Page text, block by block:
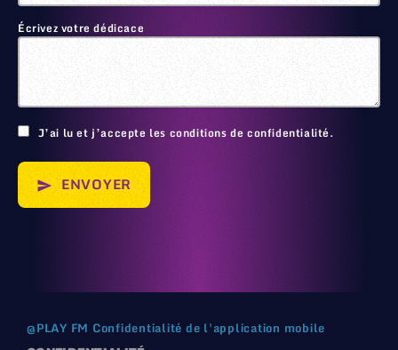
Écrivez votre dédicace
J’ai lu et j’accepte les conditions de confidentialité.
send ENVOYER
@PLAY FM Confidentialité de l'application mobile